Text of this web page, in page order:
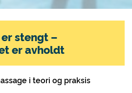
i teori og praksis
stengt –
er avholdt